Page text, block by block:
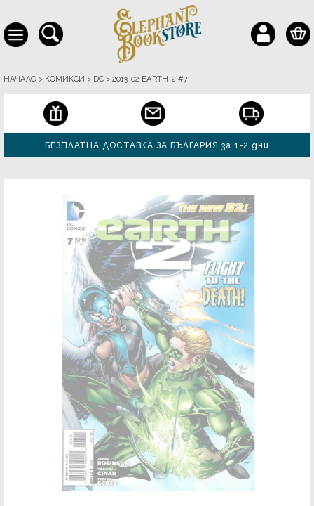
НАЧАЛО > КОМИКСИ > DC > 2013-02 EARTH-2 #7
БЕЗПЛАТНА ДОСТАВКА ЗА БЪЛГАРИЯ за 1-2 дни